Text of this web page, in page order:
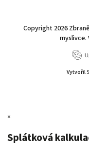
Copyright 2026
myslivce.
Vytvořil
×
Splátková